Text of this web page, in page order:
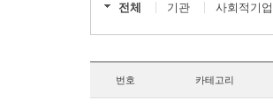
전체 기관 사회적기업
번호 카테고리